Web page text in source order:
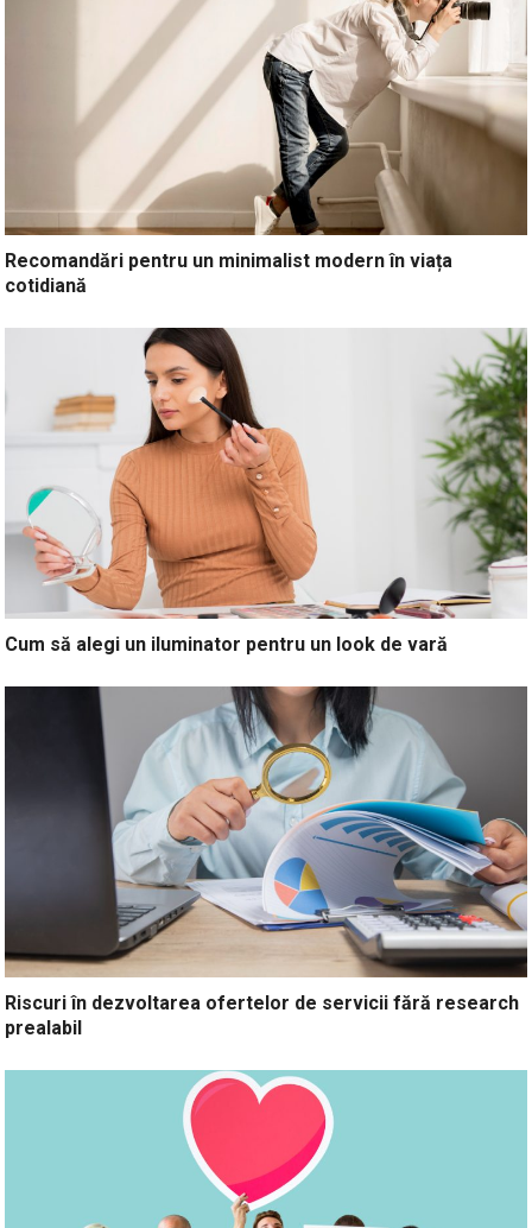
Recomandări pentru un minimalist modern în viața
cotidiană
Cum să alegi un iluminator pentru un look de vară
Riscuri în dezvoltarea ofertelor de servicii fără research
prealabil